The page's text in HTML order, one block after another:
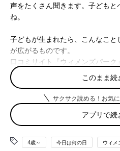
声をたくさん聞きます。子ども
ね。
子どもが生まれたら、こんなこ
が広がるものです。
口コミサイト『ウィメンズパー
聞いてみました。
「子どもの入学式はピンクのパ
スーツを着て出席するのが夢で
ー。パステルカラーは厳しそう
に憧れていました。実際は、小さ
このまま続
サクサク読める！お気
アプリで続
4歳～ 今日は何の日 ウィメ